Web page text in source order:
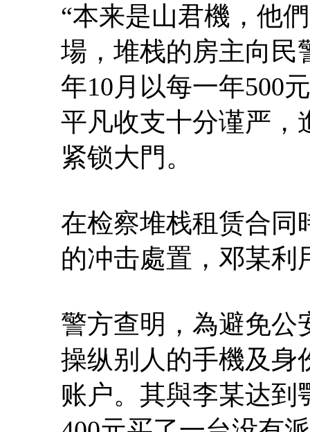
“本来是山君機，他
場，堆栈的房主向民
年10月以每一年500
平凡收支十分谨严，
紧锁大門。
在检察堆栈租赁合同
的冲击處置，邓某利
警方查明，為避免公
操纵别人的手機及身
账户。其與李某达到